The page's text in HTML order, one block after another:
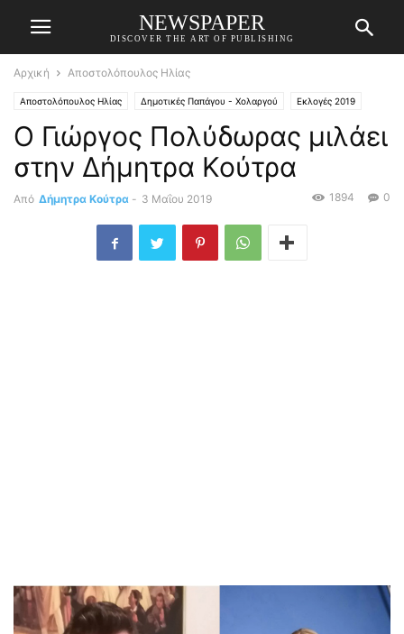
NEWSPAPER
DISCOVER THE ART OF PUBLISHING
Αρχική Αποστολόπουλος Ηλίας
Αποστολόπουλος Ηλίας Δημοτικές Παπάγου - Χολαργού Εκλογές 2019
Ο Γιώργος Πολύδωρας μιλάει
στην Δήμητρα Κούτρα
Από Δήμητρα Κούτρα - 3 Μαΐου 2019 0
1894